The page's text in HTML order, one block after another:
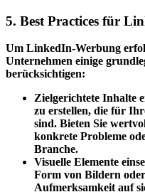
5. Best Practices für
Um LinkedIn-Werbung
Unternehmen einige
berücksichtigen:
Zielgerichtete Inhalte
zu erstellen, die für
sind. Bieten Sie
konkrete Probleme
Branche.
Visuelle Elemente
Form von Bildern
Aufmerksamkeit auf